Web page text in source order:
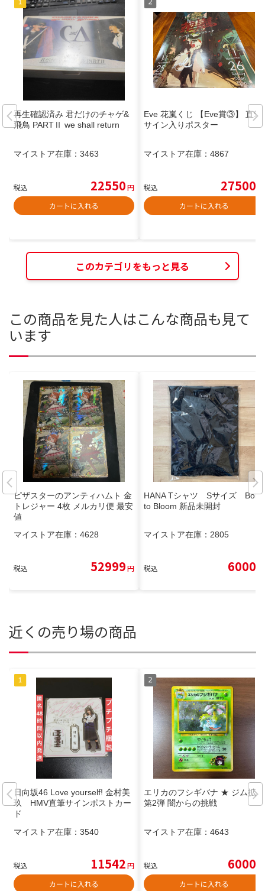
再生確認済み 君だけのチャゲ&
飛鳥 PARTⅡ we shall return
マイストア在庫： 3463
税込 22550円
カートに入れる
Eve 花嵐くじ 【Eve賞③】 直筆
サイン入りポスター
マイストア在庫： 4867
税込 27500
カートに入れる
このカテゴリをもっと見る
この商品を見た人はこんな商品も見て
います
ピザスターのアンティハムト 金
トレジャー 4枚 メルカリ便 最安
値
マイストア在庫： 4628
税込 52999円
HANA Tシャツ Sサイズ Born
to Bloom 新品未開封
マイストア在庫： 2805
税込 6000
近くの売り場の商品
日向坂46 Love yourself! 金村美
玖 HMV直筆サインポストカー
ド
マイストア在庫： 3540
税込 11542円
カートに入れる
エリカのフシギバナ ★ ジム拡張
第2弾 闇からの挑戦
マイストア在庫： 4643
税込 6000
カートに入れる